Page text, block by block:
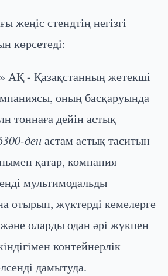
жеңіс стендтің негізгі
көрсетеді:
АҚ - Қазақстанның жетекші
оның басқаруында
тоннаға дейін астық
ден астам астық таситын
қатар, компания
мультимодальды
отырып, жүктерді кемелерге
оларды одан әрі жүкпен
контейнерлік
дамытуда.